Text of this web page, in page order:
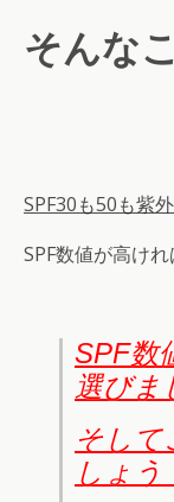
そんな
SPF30も50も紫
SPF数値が高け
SPF数
選びま
そして
しょう